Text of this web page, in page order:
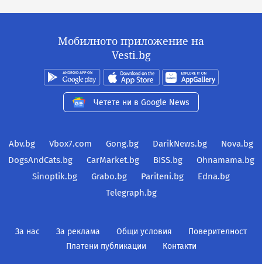
Мобилното приложение на
Vesti.bg
Четете ни в Google News
Abv.bg Vbox7.com Gong.bg DarikNews.bg
Nova.bg
DogsAndCats.bg
CarMarket.bg BISS.bg
Ohnamama.bg
Sinoptik.bg
Grabo.bg Pariteni.bg
Edna.bg
Telegraph.bg
За нас За реклама Общи условия
Поверителност
Платени публикации
Контакти